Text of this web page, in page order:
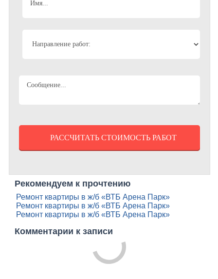
Рекомендуем к прочтению
Ремонт квартиры в ж/б «ВТБ Арена Парк»
Ремонт квартиры в ж/б «ВТБ Арена Парк»
Ремонт квартиры в ж/б «ВТБ Арена Парк»
Комментарии к записи